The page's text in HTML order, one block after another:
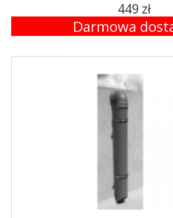
449 zł
Darmowa